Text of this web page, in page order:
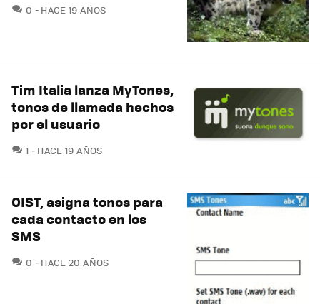
0 COMENTARIOS
HACE 19 AÑOS
Tim Italia lanza MyTones,
tonos de llamada hechos
por el usuario
1 COMENTARIOS
HACE 19 AÑOS
OIST, asigna tonos para
cada contacto en los
SMS
0 COMENTARIOS
HACE 20 AÑOS